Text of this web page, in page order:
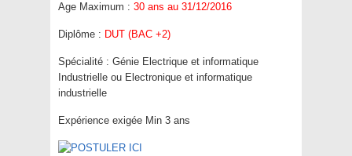
Age Maximum : 30 ans au 31/12/2016
Diplôme : DUT (BAC +2)
Spécialité : Génie Electrique et informatique
Industrielle ou Electronique et informatique
industrielle
Expérience exigée Min 3 ans